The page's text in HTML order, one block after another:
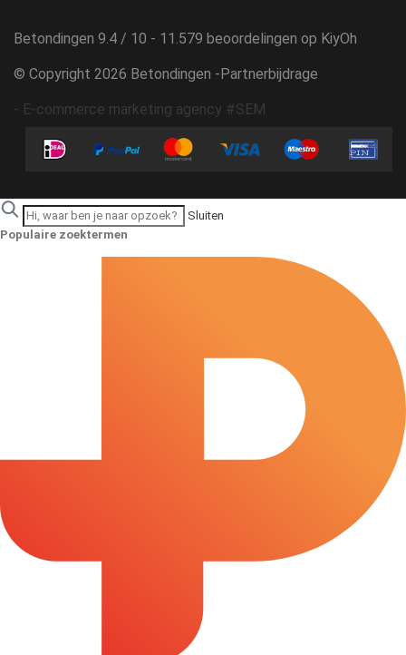
Betondingen 9.4 / 10 - 11.579 beoordelingen op KiyOh
© Copyright 2026 Betondingen -Partnerbijdrage
- E-commerce marketing agency #SEM
Sluiten
Populaire zoektermen